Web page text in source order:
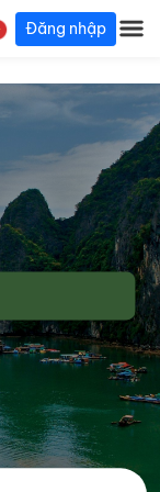
Đăng nhập